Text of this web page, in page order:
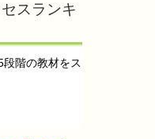
スランキ
段階の教材をス